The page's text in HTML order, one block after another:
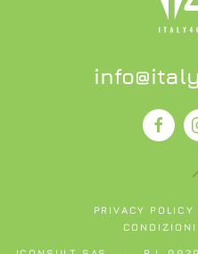
PRIVACY POLICY